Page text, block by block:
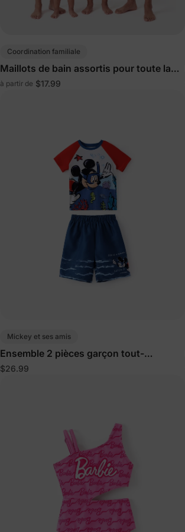
Coordination familiale
Maillots de bain assortis pour toute la
famille à blocs de couleur
à partir de $17.99
Mickey et ses amis
Ensemble 2 pièces garçon tout-
petit/enfant avec haut et short imprimé
$26.99